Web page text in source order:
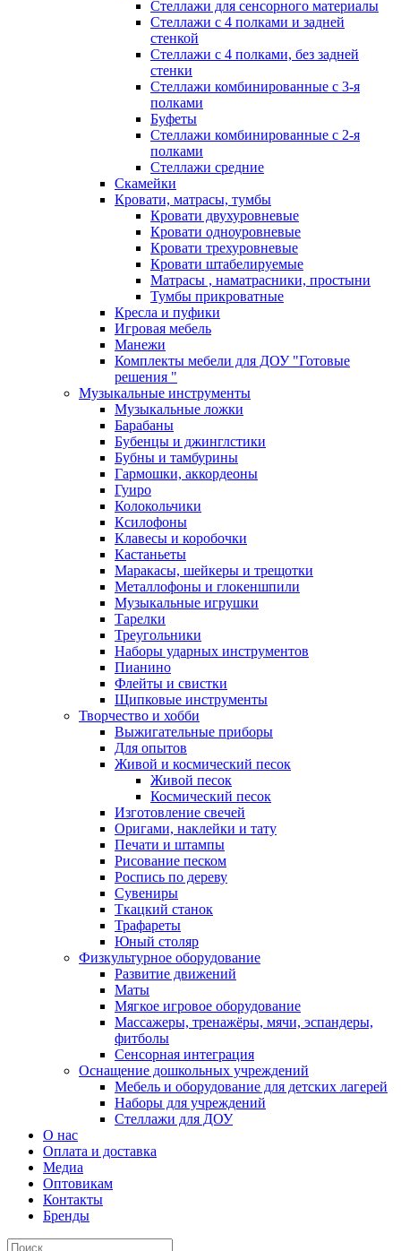
Стеллажи для сенсорного материалы
Стеллажи с 4 полками и задней
стенкой
Стеллажи с 4 полками, без задней
стенки
Стеллажи комбинированные с 3-я
полками
Буфеты
Стеллажи комбинированные с 2-я
полками
Стеллажи средние
Скамейки
Кровати, матрасы, тумбы
Кровати двухуровневые
Кровати одноуровневые
Кровати трехуровневые
Кровати штабелируемые
Матрасы , наматрасники, простыни
Тумбы прикроватные
Кресла и пуфики
Игровая мебель
Манежи
Комплекты мебели для ДОУ "Готовые
решения "
Музыкальные инструменты
Музыкальные ложки
Барабаны
Бубенцы и джинглстики
Бубны и тамбурины
Гармошки, аккордеоны
Гуиро
Колокольчики
Ксилофоны
Клавесы и коробочки
Кастаньеты
Маракасы, шейкеры и трещотки
Металлофоны и глокеншпили
Музыкальные игрушки
Тарелки
Треугольники
Наборы ударных инструментов
Пианино
Флейты и свистки
Щипковые инструменты
Творчество и хобби
Выжигательные приборы
Для опытов
Живой и космический песок
Живой песок
Космический песок
Изготовление свечей
Оригами, наклейки и тату
Печати и штампы
Рисование песком
Роспись по дереву
Сувениры
Ткацкий станок
Трафареты
Юный столяр
Физкультурное оборудование
Развитие движений
Маты
Мягкое игровое оборудование
Массажеры, тренажёры, мячи, эспандеры,
фитболы
Сенсорная интеграция
Оснащение дошкольных учреждений
Мебель и оборудование для детских лагерей
Наборы для учреждений
Стеллажи для ДОУ
О нас
Оплата и доставка
Медиа
Оптовикам
Контакты
Бренды